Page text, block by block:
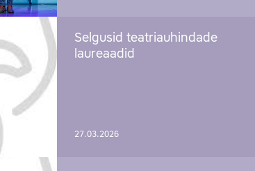
Selgusid teatriauhindade
laureaadid
27.03.2026